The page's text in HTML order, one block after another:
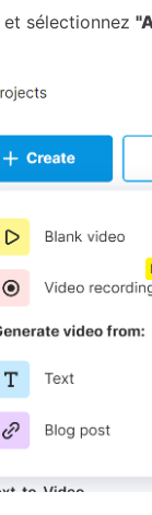
et sélectionnez